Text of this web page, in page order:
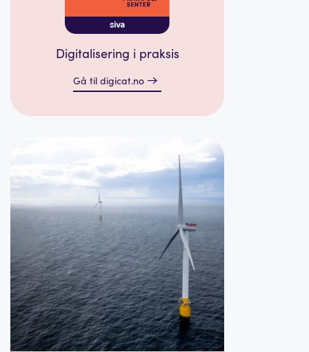
Digitalisering i praksis
Gå til digicat.no